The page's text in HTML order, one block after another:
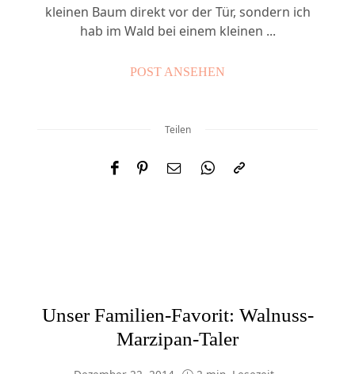
kleinen Baum direkt vor der Tür, sondern ich
hab im Wald bei einem kleinen ...
POST ANSEHEN
Teilen
Unser Familien-Favorit: Walnuss-
Marzipan-Taler